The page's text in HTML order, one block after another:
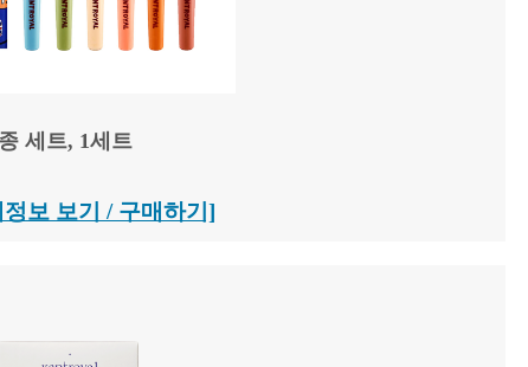
세트, 1세트
보 보기 / 구매하기]